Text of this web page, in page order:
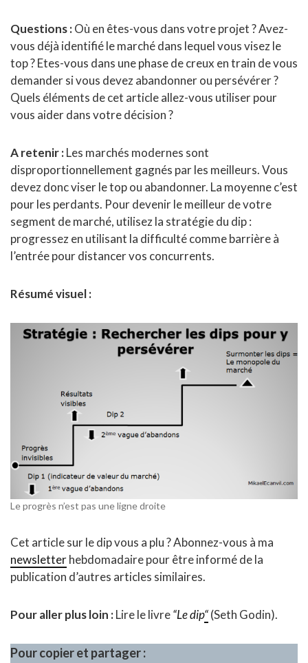
Questions :Où en êtes-vous dans votre projet ? Avez-
vous déjà identifié le marché dans lequel vous visez le
top ? Etes-vous dans une phase de creux en train de vous
demander si vous devez abandonner ou persévérer ?
Quels éléments de cet article allez-vous utiliser pour
vous aider dans votre décision ?
A retenir :Les marchés modernes sont
disproportionnellement gagnés par les meilleurs. Vous
devez donc viser le top ou abandonner. La moyenne c’est
pour les perdants. Pour devenir le meilleur de votre
segment de marché, utilisez la stratégie du dip :
progressez en utilisant la difficulté comme barrière à
l’entrée pour distancer vos concurrents.
Résumé visuel :
Le progrès n’est pas une ligne droite
Cet article sur le dip vous a plu ? Abonnez-vous à ma
newsletterhebdomadaire pour être informé de la
publication d’autres articles similaires.
Pour aller plus loin :Lire le livre“Le dip“(Seth Godin).
Pour copier et partager :